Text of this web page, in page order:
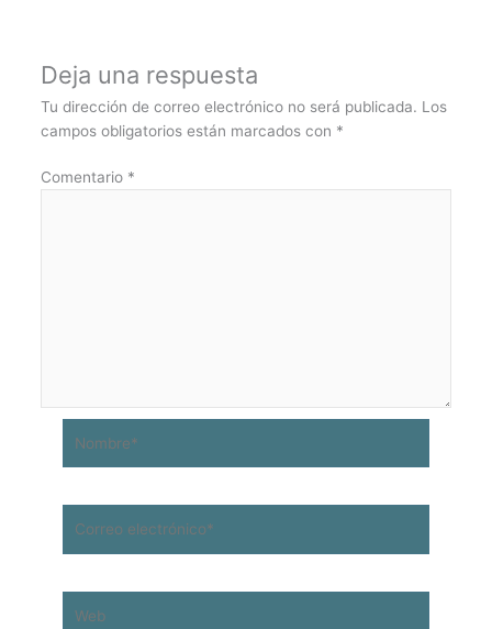
Deja una respuesta
Tu dirección de correo electrónico no será publicada. Los
campos obligatorios están marcados con *
Comentario *
electrónico*